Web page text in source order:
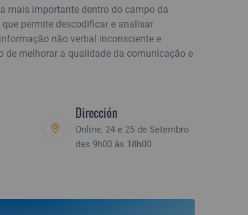
mais importante dentro do campo da
permite descodificar e analisar
não verbal inconsciente e
de melhorar a qualidade da comunicação e
Dirección
Online, 24 e 25 de Setembro
das 9h00 às 18h00